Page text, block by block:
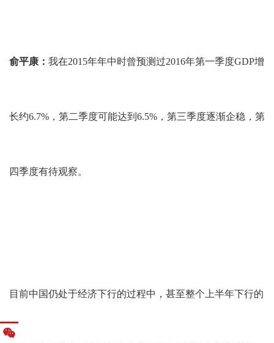
俞平康： 我在2015年年中时曾预测过2016年第一季度GDP增
长约6.7%，第二季度可能达到6.5%，第三季度逐渐企稳，第
四季度有待观察。
目前中国仍处于经济下行的过程中，甚至整个上半年下行的